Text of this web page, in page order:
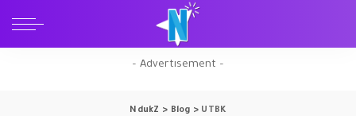
– Advertisement –
NdukZ > Blog > UTBK